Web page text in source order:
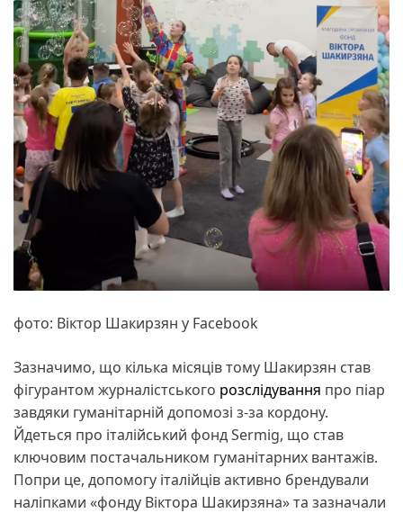
фото: Віктор Шакирзян у Facebook
Зазначимо, що кілька місяців тому Шакирзян став
фігурантом журналістського розслідування про піар
завдяки гуманітарній допомозі з-за кордону.
Йдеться про італійський фонд Sermig, що став
ключовим постачальником гуманітарних вантажів.
Попри це, допомогу італійців активно брендували
наліпками «фонду Віктора Шакирзяна» та зазначали